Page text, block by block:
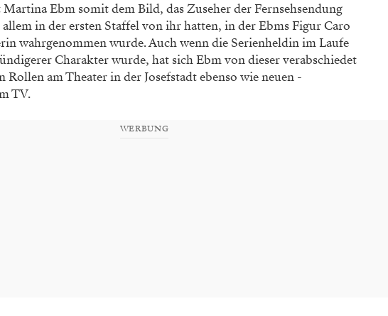
Ebm somit dem Bild, das Zuseher der Fernseh­sendung
in der ersten Staffel von ihr hatten, in der Ebms Figur Caro
wahrgenommen wurde. Auch wenn die Serienheldin im Laufe
Charakter wurde, hat sich Ebm von dieser verabschiedet
Rollen am Theater in der Josefstadt ebenso wie neuen
TV.
WERBUNG